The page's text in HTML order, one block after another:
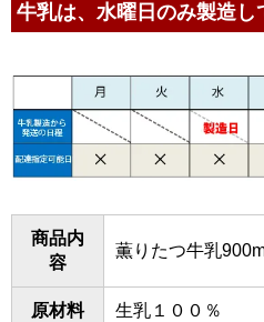
牛乳は、水曜日のみ製造し
商品内
容
薫りたつ牛乳
原材料 生乳１００％